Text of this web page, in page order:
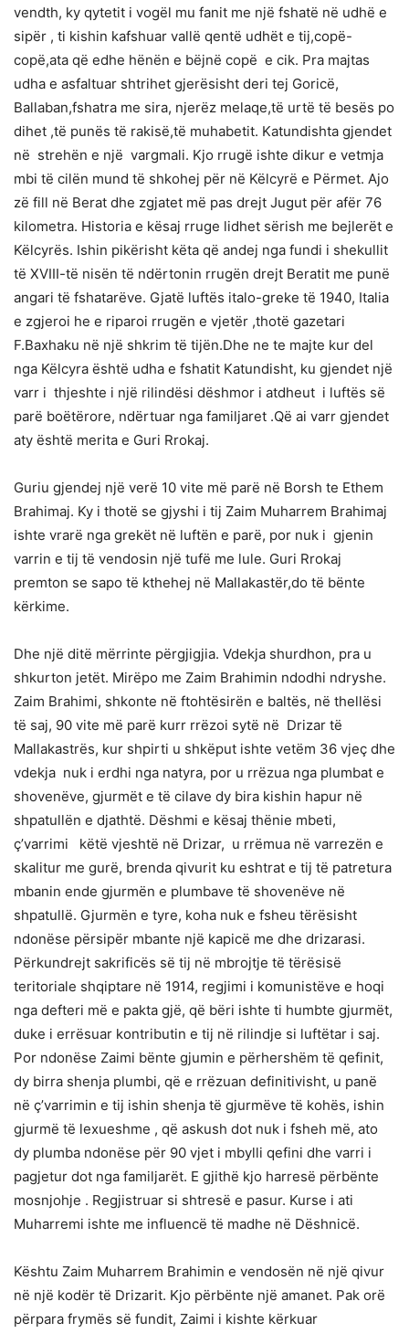
vendth, ky qytetit i vogël mu fanit me një fshatë në udhë e
sipër , ti kishin kafshuar vallë qentë udhët e tij,copë-
copë,ata që edhe hënën e bëjnë copë e cik. Pra majtas
udha e asfaltuar shtrihet gjerësisht deri tej Goricë,
Ballaban,fshatra me sira, njerëz melaqe,të urtë të besës po
dihet ,të punës të rakisë,të muhabetit. Katundishta gjendet
në strehën e një vargmali. Kjo rrugë ishte dikur e vetmja
mbi të cilën mund të shkohej për në Këlcyrë e Përmet. Ajo
zë fill në Berat dhe zgjatet më pas drejt Jugut për afër 76
kilometra. Historia e kësaj rruge lidhet sërish me bejlerët e
Këlcyrës. Ishin pikërisht këta që andej nga fundi i shekullit
të XVIII-të nisën të ndërtonin rrugën drejt Beratit me punë
angari të fshatarëve. Gjatë luftës italo-greke të 1940, Italia
e zgjeroi he e riparoi rrugën e vjetër ,thotë gazetari
F.Baxhaku në një shkrim të tijën.Dhe ne te majte kur del
nga Këlcyra është udha e fshatit Katundisht, ku gjendet një
varr i thjeshte i një rilindësi dëshmor i atdheut i luftës së
parë boëtërore, ndërtuar nga familjaret .Që ai varr gjendet
aty është merita e Guri Rrokaj.
Guriu gjendej një verë 10 vite më parë në Borsh te Ethem
Brahimaj. Ky i thotë se gjyshi i tij Zaim Muharrem Brahimaj
ishte vrarë nga grekët në luftën e parë, por nuk i gjenin
varrin e tij të vendosin një tufë me lule. Guri Rrokaj
premton se sapo të kthehej në Mallakastër,do të bënte
kërkime.
Dhe një ditë mërrinte përgjigjia. Vdekja shurdhon, pra u
shkurton jetët. Mirëpo me Zaim Brahimin ndodhi ndryshe.
Zaim Brahimi, shkonte në ftohtësirën e baltës, në thellësi
të saj, 90 vite më parë kurr rrëzoi sytë në Drizar të
Mallakastrës, kur shpirti u shkëput ishte vetëm 36 vjeç dhe
vdekja nuk i erdhi nga natyra, por u rrëzua nga plumbat e
shovenëve, gjurmët e të cilave dy bira kishin hapur në
shpatullën e djathtë. Dëshmi e kësaj thënie mbeti,
ç’varrimi këtë vjeshtë në Drizar, u rrëmua në varrezën e
skalitur me gurë, brenda qivurit ku eshtrat e tij të patretura
mbanin ende gjurmën e plumbave të shovenëve në
shpatullë. Gjurmën e tyre, koha nuk e fsheu tërësisht
ndonëse përsipër mbante një kapicë me dhe drizarasi.
Përkundrejt sakrificës së tij në mbrojtje të tërësisë
teritoriale shqiptare në 1914, regjimi i komunistëve e hoqi
nga defteri më e pakta gjë, që bëri ishte ti humbte gjurmët,
duke i errësuar kontributin e tij në rilindje si luftëtar i saj.
Por ndonëse Zaimi bënte gjumin e përhershëm të qefinit,
dy birra shenja plumbi, që e rrëzuan definitivisht, u panë
në ç’varrimin e tij ishin shenja të gjurmëve të kohës, ishin
gjurmë të lexueshme , që askush dot nuk i fsheh më, ato
dy plumba ndonëse për 90 vjet i mbylli qefini dhe varri i
pagjetur dot nga familjarët. E gjithë kjo harresë përbënte
mosnjohje . Regjistruar si shtresë e pasur. Kurse i ati
Muharremi ishte me influencë të madhe në Dëshnicë.
Kështu Zaim Muharrem Brahimin e vendosën në një qivur
në një kodër të Drizarit. Kjo përbënte një amanet. Pak orë
përpara frymës së fundit, Zaimi i kishte kërkuar